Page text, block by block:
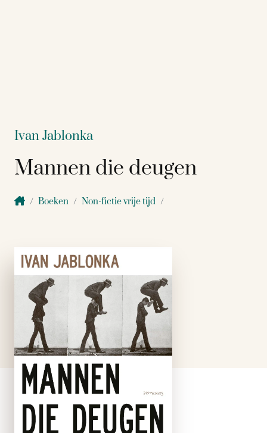
Ivan Jablonka
Mannen die deugen
Boeken Non-fictie vrije tijd